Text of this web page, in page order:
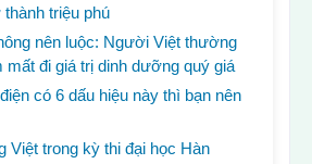
triệu phú
nên luộc: Người Việt thường
mất đi giá trị dinh dưỡng quý giá
có 6 dấu hiệu này thì bạn nên
Việt trong kỳ thi đại học Hàn